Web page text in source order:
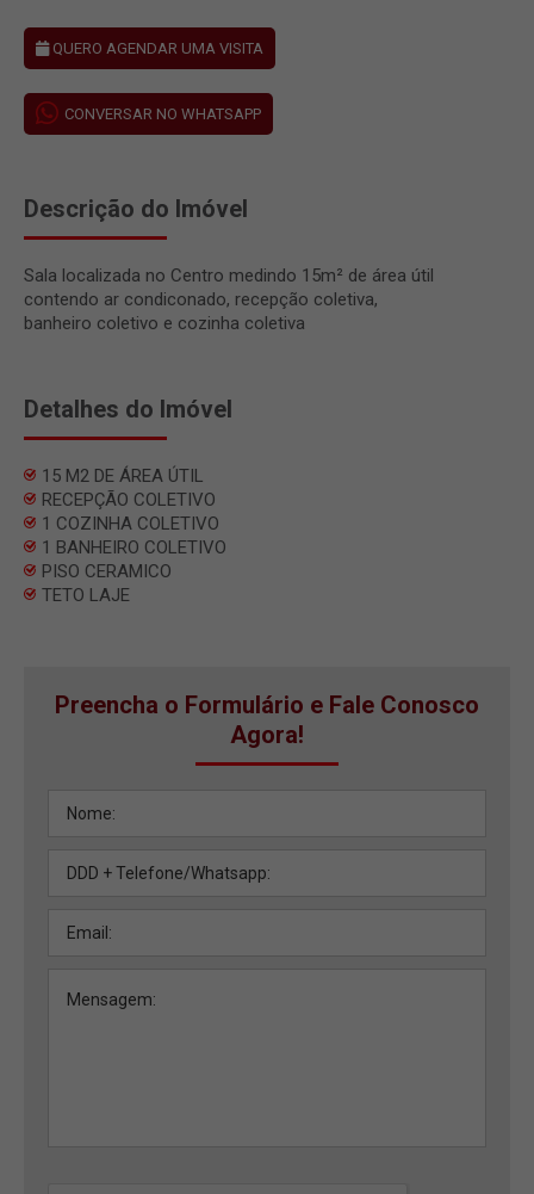
QUERO AGENDAR UMA VISITA
CONVERSAR NO WHATSAPP
Descrição do Imóvel
Sala localizada no Centro medindo 15m² de área útil
contendo ar condiconado, recepção coletiva,
banheiro coletivo e cozinha coletiva
Detalhes do Imóvel
15 M2 DE ÁREA ÚTIL
RECEPÇÃO COLETIVO
1 COZINHA COLETIVO
1 BANHEIRO COLETIVO
PISO CERAMICO
TETO LAJE
Preencha o Formulário e Fale Conosco
Agora!